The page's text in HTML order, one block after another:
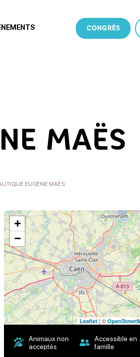
CONGRÈS
MAËS
EUGÈNE MAËS
+
−
Leaflet| ©
Animaux non
acceptés
Accessible en
famille